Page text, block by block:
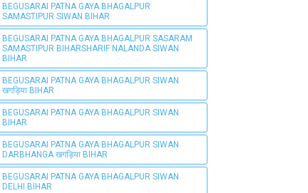
BEGUSARAI PATNA GAYA BHAGALPUR
SAMASTIPUR SIWAN BIHAR
BEGUSARAI PATNA GAYA BHAGALPUR SASARAM
SAMASTIPUR BIHARSHARIF NALANDA SIWAN
BIHAR
BEGUSARAI PATNA GAYA BHAGALPUR SIWAN
खगड़िया BIHAR
BEGUSARAI PATNA GAYA BHAGALPUR SIWAN
BIHAR
BEGUSARAI PATNA GAYA BHAGALPUR SIWAN
DARBHANGA खगड़िया BIHAR
BEGUSARAI PATNA GAYA BHAGALPUR SIWAN
DELHI BIHAR